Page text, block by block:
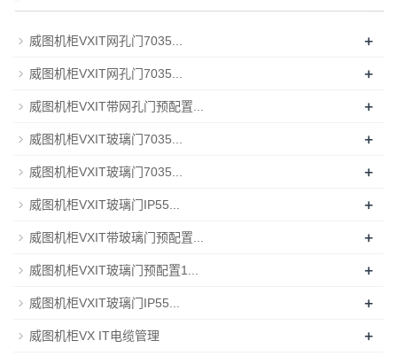
威图机柜VXIT网孔门7035... +
威图机柜VXIT网孔门7035... +
威图机柜VXIT带网孔门预配置... +
威图机柜VXIT玻璃门7035... +
威图机柜VXIT玻璃门7035... +
威图机柜VXIT玻璃门IP55... +
威图机柜VXIT带玻璃门预配置... +
威图机柜VXIT玻璃门预配置1... +
威图机柜VXIT玻璃门IP55... +
威图机柜VX IT电缆管理 +